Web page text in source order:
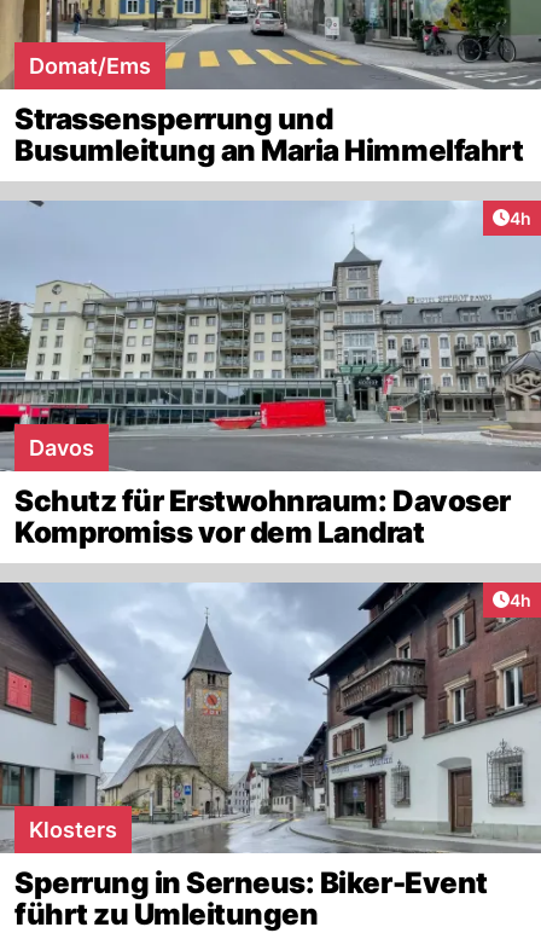
Domat/Ems
Strassensperrung und
Busumleitung an Maria Himmelfahrt
4h
Davos
Schutz für Erstwohnraum: Davoser
Kompromiss vor dem Landrat
4h
Klosters
Sperrung in Serneus: Biker-Event
führt zu Umleitungen